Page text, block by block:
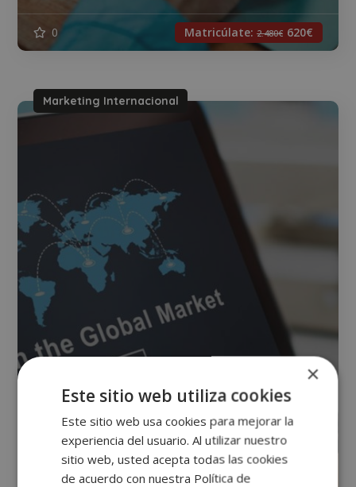
0 Matricúlate: 2.480€ 620€
Marketing Internacional
Máster en Marketing-Mix Internacional
×
Este sitio web utiliza cookies
Este sitio web usa cookies para mejorar la
experiencia del usuario. Al utilizar nuestro
sitio web, usted acepta todas las cookies
de acuerdo con nuestra Política de